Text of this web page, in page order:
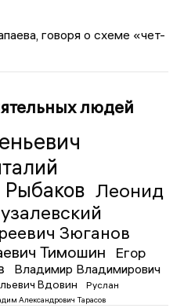
говоря о схеме «чет-
людей
Рыбаков Леонид
Зюганов
Тимошин
Егор
Владимир Владимирович
Вдовин
Руслан
Александрович Тарасов